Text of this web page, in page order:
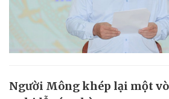
Người Mông khép lại một